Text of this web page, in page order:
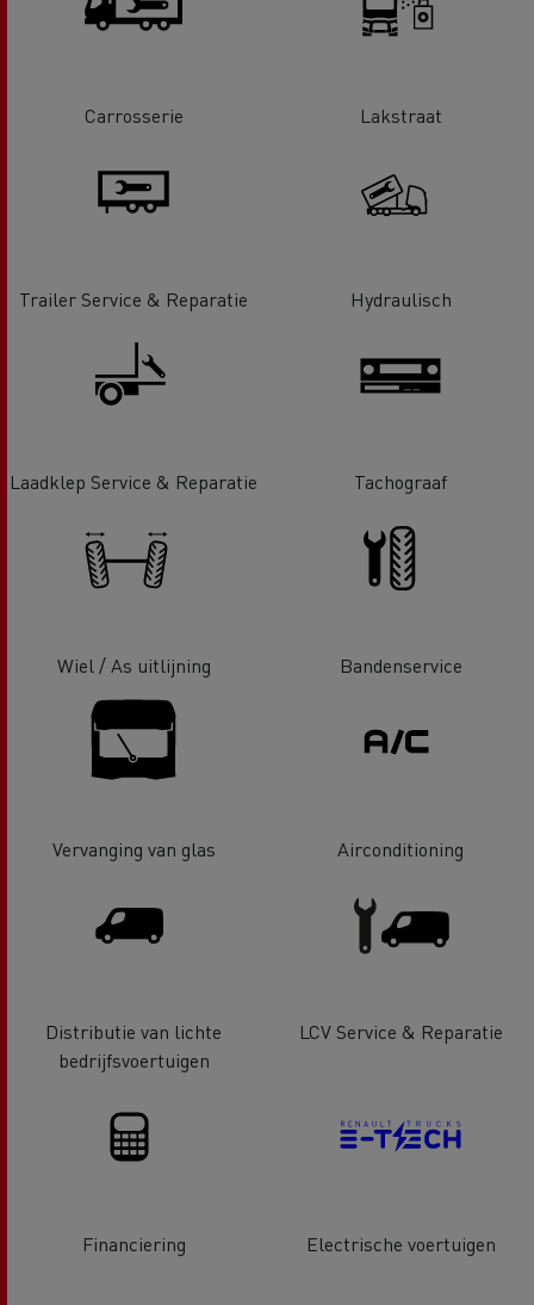
Carrosserie Lakstraat
Trailer Service & Reparatie Hydraulisch
Laadklep Service & Reparatie Tachograaf
Wiel / As uitlijning Bandenservice
Vervanging van glas Airconditioning
Distributie van lichte
bedrijfsvoertuigen
LCV Service & Reparatie
Financiering Electrische voertuigen